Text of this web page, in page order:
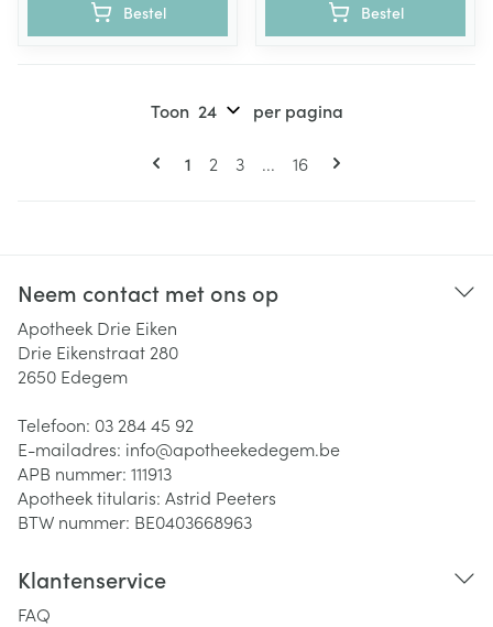
Bestel Bestel
Pagina's
U lees momenteel pagina
1 Pagina
2 Pagina
3 ... Pagina
16
Toon per pagina
Neem contact met ons op
Apotheek Drie Eiken
Drie Eikenstraat 280
2650 Edegem
Telefoon: 03 284 45 92
E-mailadres: info@apotheekedegem.be
APB nummer: 111913
Apotheek titularis: Astrid Peeters
BTW nummer: BE0403668963
Klantenservice
FAQ